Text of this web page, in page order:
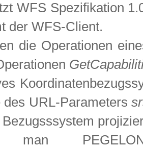
WFS Spezifikation
der WFS-Client.
die Operationen
des URL-Parameters
man